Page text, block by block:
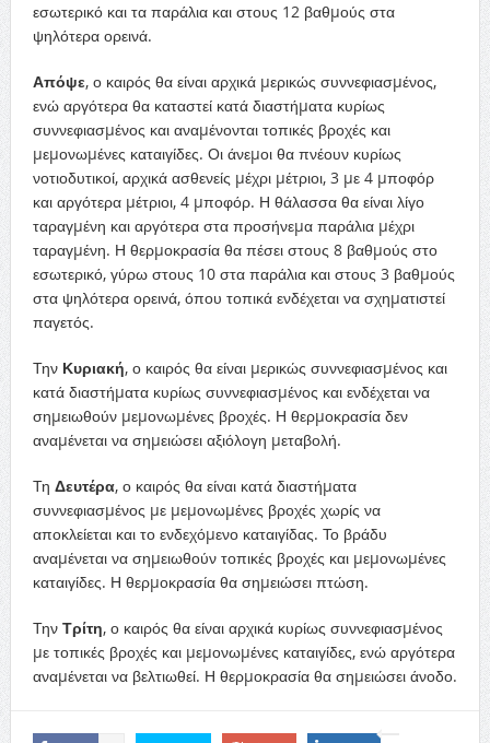
εσωτερικό και τα παράλια και στους 12 βαθµούς στα
ψηλότερα ορεινά.
Απόψε, ο καιρός θα είναι αρχικά µερικώς συννεφιασµένος,
ενώ αργότερα θα καταστεί κατά διαστήµατα κυρίως
συννεφιασµένος και αναµένονται τοπικές βροχές και
µεµονωµένες καταιγίδες. Οι άνεµοι θα πνέουν κυρίως
νοτιοδυτικοί, αρχικά ασθενείς µέχρι µέτριοι, 3 µε 4 µποφόρ
και αργότερα µέτριοι, 4 µποφόρ. Η θάλασσα θα είναι λίγο
ταραγµένη και αργότερα στα προσήνεµα παράλια µέχρι
ταραγµένη. Η θερµοκρασία θα πέσει στους 8 βαθµούς στο
εσωτερικό, γύρω στους 10 στα παράλια και στους 3 βαθµούς
στα ψηλότερα ορεινά, όπου τοπικά ενδέχεται να σχηµατιστεί
παγετός.
Την Κυριακή, ο καιρός θα είναι µερικώς συννεφιασµένος και
κατά διαστήµατα κυρίως συννεφιασµένος και ενδέχεται να
σηµειωθούν µεµονωµένες βροχές. Η θερµοκρασία δεν
αναµένεται να σηµειώσει αξιόλογη µεταβολή.
Τη Δευτέρα, ο καιρός θα είναι κατά διαστήµατα
συννεφιασµένος µε µεµονωµένες βροχές χωρίς να
αποκλείεται και το ενδεχόµενο καταιγίδας. Το βράδυ
αναµένεται να σηµειωθούν τοπικές βροχές και µεµονωµένες
καταιγίδες. Η θερµοκρασία θα σηµειώσει πτώση.
Την Τρίτη, ο καιρός θα είναι αρχικά κυρίως συννεφιασµένος
µε τοπικές βροχές και µεµονωµένες καταιγίδες, ενώ αργότερα
αναµένεται να βελτιωθεί. Η θερµοκρασία θα σηµειώσει άνοδο.